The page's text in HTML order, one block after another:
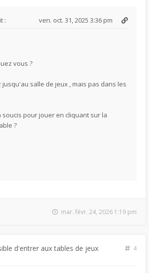
: ven. oct. 31, 2025 3:36 pm
vous ?
jusqu'au salle de jeux , mais pas dans les
soucis pour jouer en cliquant sur la
?
mar. févr. 24, 2026 1:19 pm
d'entrer aux tables de jeux
4